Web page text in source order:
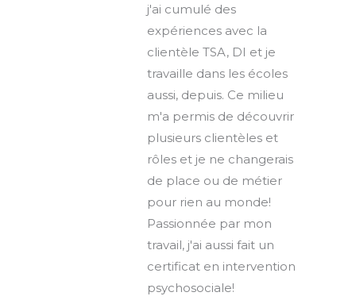
j'ai cumulé des
expériences avec la
clientèle TSA, DI et je
travaille dans les écoles
aussi, depuis. Ce milieu
m'a permis de découvrir
plusieurs clientèles et
rôles et je ne changerais
de place ou de métier
pour rien au monde!
Passionnée par mon
travail, j'ai aussi fait un
certificat en intervention
psychosociale!